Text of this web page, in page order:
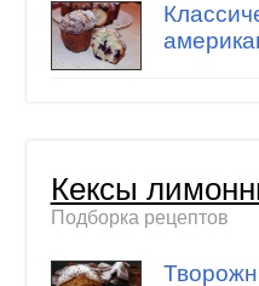
Кексы
Подборка рецептов